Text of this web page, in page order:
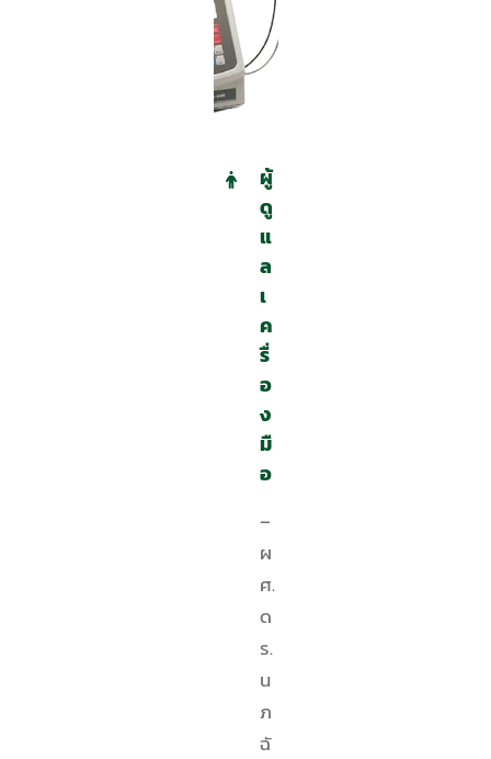
ผู้
ดู
แ
ล
เ
ค
รื่
อ
ง
มื
อ
–
ผ
ศ.
ด
ร.
น
ภ
ฉั